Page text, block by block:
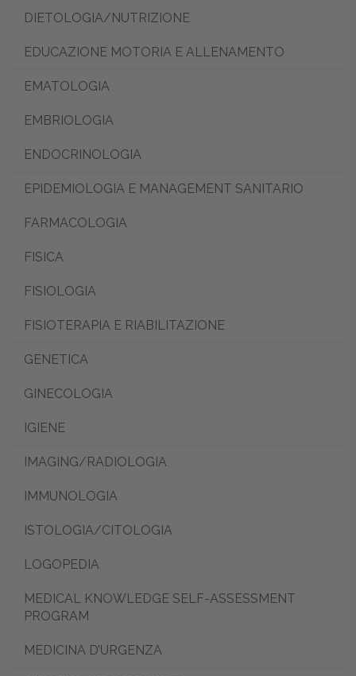
DIETOLOGIA/NUTRIZIONE
EDUCAZIONE MOTORIA E ALLENAMENTO
EMATOLOGIA
EMBRIOLOGIA
ENDOCRINOLOGIA
EPIDEMIOLOGIA E MANAGEMENT SANITARIO
FARMACOLOGIA
FISICA
FISIOLOGIA
FISIOTERAPIA E RIABILITAZIONE
GENETICA
GINECOLOGIA
IGIENE
IMAGING/RADIOLOGIA
IMMUNOLOGIA
ISTOLOGIA/CITOLOGIA
LOGOPEDIA
MEDICAL KNOWLEDGE SELF-ASSESSMENT
PROGRAM
MEDICINA D’URGENZA